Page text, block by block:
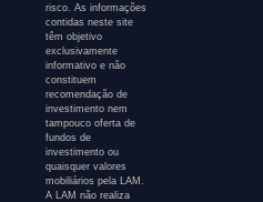
risco. As informações
contidas neste site
têm objetivo
exclusivamente
informativo e não
constituem
recomendação de
investimento nem
tampouco oferta de
fundos de
investimento ou
quaisquer valores
mobiliários pela LAM.
A LAM não realiza